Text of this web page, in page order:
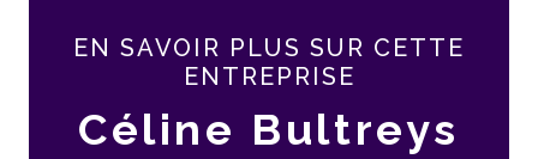
EN SAVOIR PLUS SUR CETTE
ENTREPRISE
Céline Bultreys